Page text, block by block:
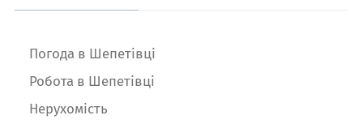
Погода в Шепетівці
Робота в Шепетівці
Нерухомість